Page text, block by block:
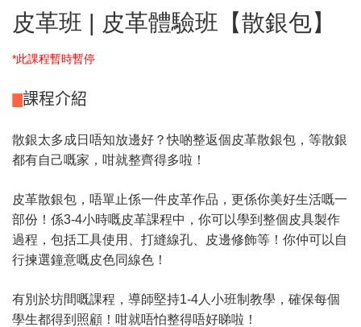
皮革班 | 皮革體驗班【散銀包】
*此課程暫時暫停
課程介紹
散銀太多成日唔知放邊好？快啲整返個皮革散銀包，等散銀
都有自己嘅家，咁就整齊得多啦！
皮革散銀包，唔單止係一件皮革作品，更係你美好生活嘅一
部份！係3-4小時嘅皮革課程中，你可以學到整個皮具製作
過程，包括工具使用、打縫線孔、皮邊修飾等！你仲可以自
行揀選鐘意嘅皮色同線色！
有別於坊間嘅課程，導師堅持1-4人小班制教學，確保每個
學生都得到照顧！咁就唔怕整得唔好睇啦！